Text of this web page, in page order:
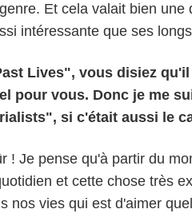
Et cela valait bien une
intéressante que ses
Lives", vous disiez
pour vous. Donc je me
si c'était aussi le
! Je pense qu'à partir du
et cette chose très
nos vies qui est d'aimer